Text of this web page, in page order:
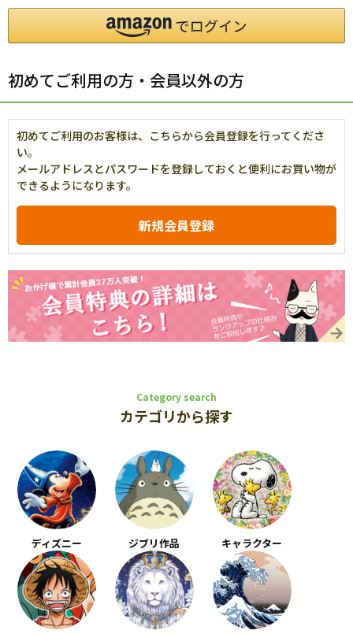
初めてご利用の方・会員以外の方
初めてご利用のお客様は、こちらから会員登録を行ってくださ
い。
メールアドレスとパスワードを登録しておくと便利にお買い物が
できるようになります。
Category search
カテゴリから探す
ディズニー ジブリ作品 キャラクター